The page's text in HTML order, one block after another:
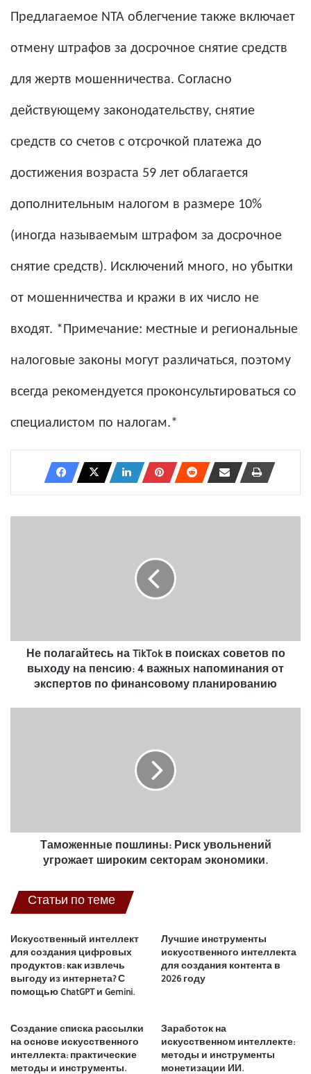
Предлагаемое NTA облегчение также включает
отмену штрафов за досрочное снятие средств
для жертв мошенничества. Согласно
действующему законодательству, снятие
средств со счетов с отсрочкой платежа до
достижения возраста 59 лет облагается
дополнительным налогом в размере 10%
(иногда называемым штрафом за досрочное
снятие средств). Исключений много, но убытки
от мошенничества и кражи в их число не
входят. *Примечание: местные и региональные
налоговые законы могут различаться, поэтому
всегда рекомендуется проконсультироваться со
специалистом по налогам.*
выходу
пенсию:
Не полагайтесь на TikTok в поисках советов по
выходу на пенсию: 4 важных напоминания от
экспертов по финансовому планированию
Таможенные пошлины: Риск увольнений
угрожает широким секторам экономики.
Статьи по теме
Искусственный интеллект
для создания цифровых
продуктов: как извлечь
выгоду из интернета? С
помощью ChatGPT и Gemini.
Лучшие инструменты
искусственного интеллекта
для создания контента в
2026 году
Создание списка рассылки
на основе искусственного
интеллекта: практические
методы и инструменты.
Заработок на
искусственном интеллекте:
методы и инструменты
монетизации ИИ.